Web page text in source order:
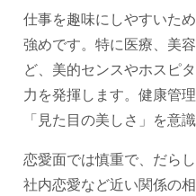
仕事を趣味にしやすいた
強めです。特に医療、美
ど、美的センスやホスピ
力を発揮します。健康管
「見た目の美しさ」を意
恋愛面では慎重で、だら
社内恋愛など近い関係の